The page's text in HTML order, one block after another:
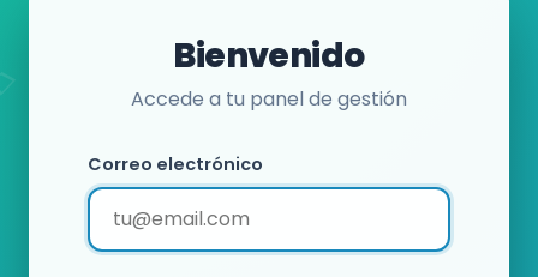
Bienvenido
Accede a tu panel de gestión
Correo electrónico